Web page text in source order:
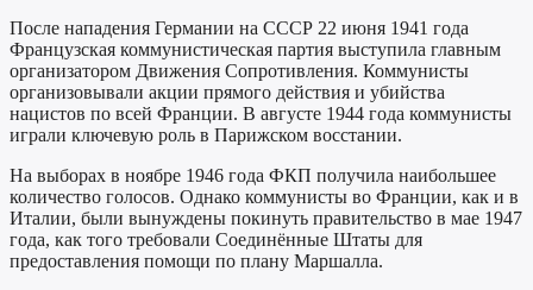
После нападения Германии на СССР 22 июня 1941 года
Французская коммунистическая партия выступила главным
организатором Движения Сопротивления. Коммунисты
организовывали акции прямого действия и убийства
нацистов по всей Франции. В августе 1944 года коммунисты
играли ключевую роль в Парижском восстании.
На выборах в ноябре 1946 года ФКП получила наибольшее
количество голосов. Однако коммунисты во Франции, как и в
Италии, были вынуждены покинуть правительство в мае 1947
года, как того требовали Соединённые Штаты для
предоставления помощи по плану Маршалла.